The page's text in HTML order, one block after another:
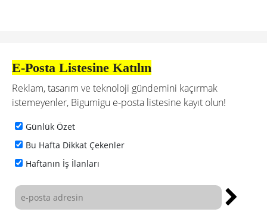
E-Posta Listesine Katılın
Reklam, tasarım ve teknoloji gündemini kaçırmak
istemeyenler, Bigumigu e-posta listesine kayıt olun!
Günlük Özet
Bu Hafta Dikkat Çekenler
Haftanın İş İlanları